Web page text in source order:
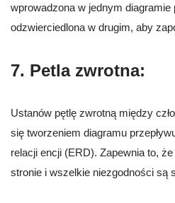
wprowadzona w jednym diagramie
odzwierciedlona w drugim, aby
7. Petla zwrotna:
Ustanów pętlę zwrotną między
się tworzeniem diagramu
relacji encji (ERD). Zapewnia to,
stronie i wszelkie niezgodności są